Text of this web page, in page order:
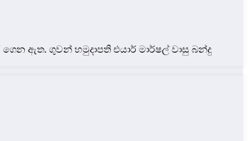
ඇත. ගුවන් හමුදාපති එයාර් මාර්ෂල් වාසු බන්දු